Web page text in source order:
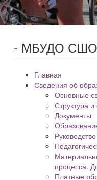
- МБУДО
Главная
Сведения об
Основные
Структура
Документы
Руководство
процесса.
Платные